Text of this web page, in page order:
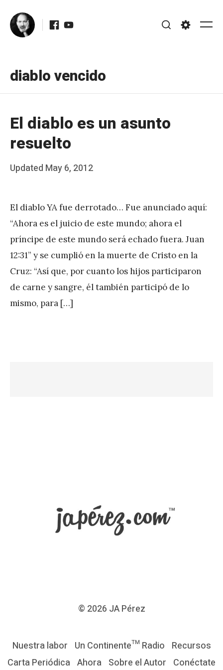
content
Facebook
Youtube
diablo vencido
El diablo es un asunto
resuelto
Posted
Updated May 6, 2012
b
J
A
P
é
r
El diablo YA fue derrotado… Fue anunciado aquí:
“Ahora es el juicio de este mundo; ahora el
príncipe de este mundo será echado fuera. Juan
12:31” y se cumplió en la muerte de Cristo en la
Cruz: “Así que, por cuanto los hijos participaron
de carne y sangre, él también participó de lo
mismo, para […]
© 2026 JA Pérez
Nuestra labor Un Continente™ Radio Recursos
Carta Periódica Ahora Sobre el Autor Conéctate